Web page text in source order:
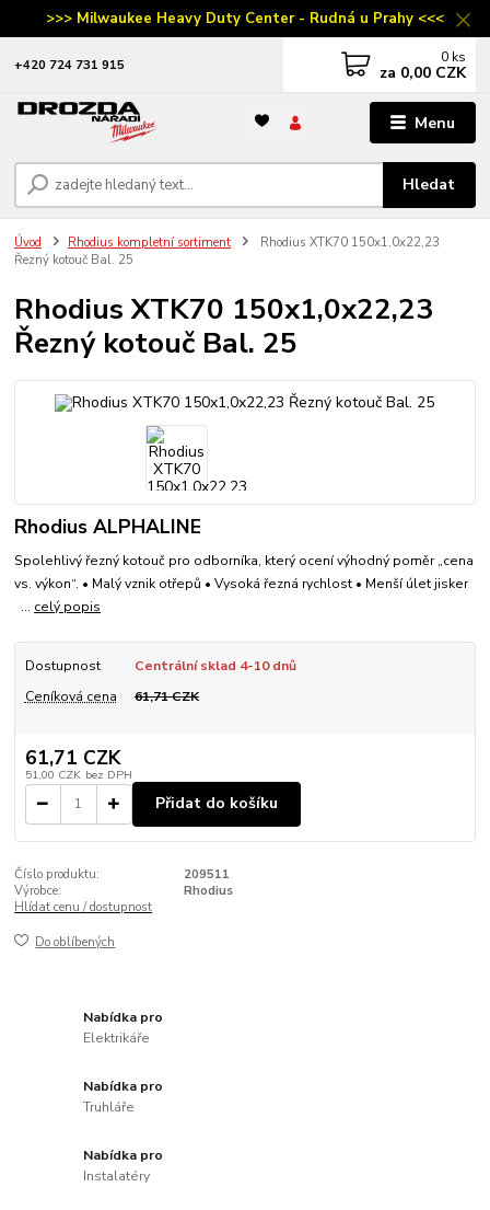
>>> Milwaukee Heavy Duty Center - Rudná u Prahy <<<
Menu
Hledat
‭+420 724 731 915 0 ks
za 0,00 CZK
Úvod Rhodius kompletní sortiment
Rhodius XTK70 150x1,0x22,23
Řezný kotouč Bal. 25
Rhodius XTK70 150x1,0x22,23
Řezný kotouč Bal. 25
Rhodius ALPHALINE
Spolehlivý řezný kotouč pro odborníka, který ocení výhodný poměr „cena
vs. výkon“. • Malý vznik otřepů • Vysoká řezná rychlost • Menší úlet jisker
... celý popis
Dostupnost
Centrální sklad 4-10 dnů
Ceníková cena
61,71 CZK
61,71 CZK
51,00 CZK bez DPH
Přidat do košíku
Číslo produktu:
209511
Výrobce:
Rhodius
Hlídat cenu / dostupnost
Do oblíbených
Nabídka pro
Elektrikáře
Nabídka pro
Truhláře
Nabídka pro
Instalatéry